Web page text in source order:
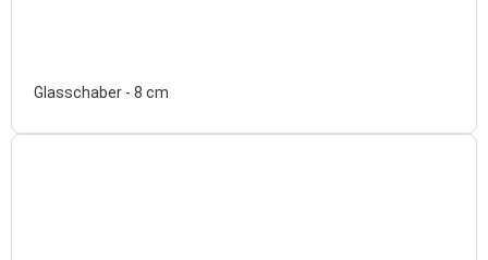
Glasschaber - 8 cm